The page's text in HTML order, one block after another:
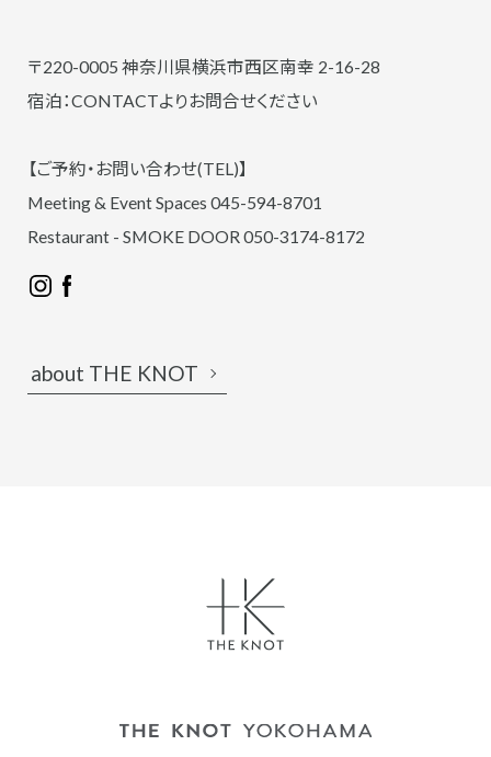
〒220-0005 神奈川県横浜市西区南幸 2-16-28
宿泊：CONTACTよりお問合せください
【ご予約・お問い合わせ(TEL)】
Meeting & Event Spaces 045-594-8701
Restaurant - SMOKE DOOR 050-3174-8172
about THE KNOT